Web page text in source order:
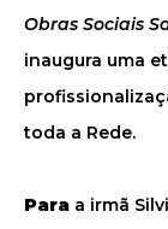
Obras Sociais
inaugura uma
toda a Rede.
Para a irmã